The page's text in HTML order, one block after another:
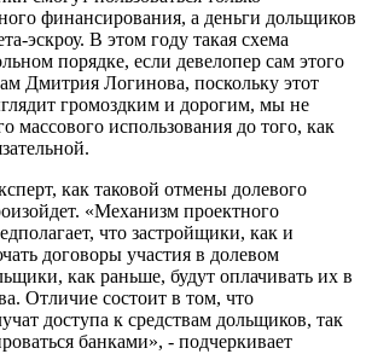
финансирования, а деньги дольщиков
эскроу. В этом году такая схема
порядке, если девелопер сам этого
Дмитрия Логинова, поскольку этот
громоздким и дорогим, мы не
массового использования до того, как
как таковой отмены долевого
«Механизм проектного
что застройщики, как и
договоры участия в долевом
как раньше, будут оплачивать их в
Отличие состоит в том, что
доступа к средствам дольщиков, так
банками», - подчеркивает